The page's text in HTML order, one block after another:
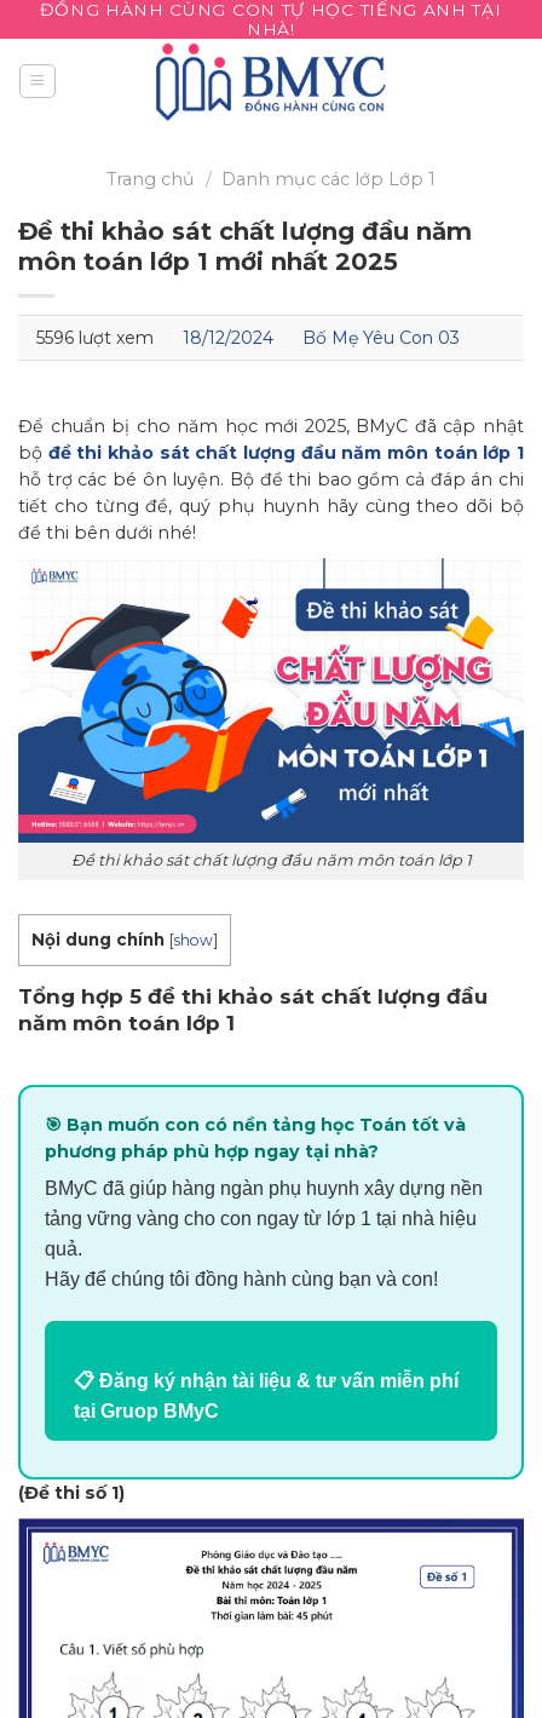
to
content
ĐỒNG HÀNH CÙNG CON TỰ HỌC TIẾNG ANH TẠI
NHÀ!
Trang chủ / Danh mục các lớp Lớp 1
Đề thi khảo sát chất lượng đầu năm
môn toán lớp 1 mới nhất 2025
5596 lượt xem 18/12/2024 Bố Mẹ Yêu Con 03
Để chuẩn bị cho năm học mới 2025, BMyC đã cập nhật
bộ đề thi khảo sát chất lượng đầu năm môn toán lớp 1
hỗ trợ các bé ôn luyện. Bộ đề thi bao gồm cả đáp án chi
tiết cho từng đề, quý phụ huynh hãy cùng theo dõi bộ
đề thi bên dưới nhé!
Đề thi khảo sát chất lượng đầu năm môn toán lớp 1
Nội dung chính [show]
Tổng hợp 5 đề thi khảo sát chất lượng đầu
năm môn toán lớp 1
🎯 Bạn muốn con có nền tảng học Toán tốt và
phương pháp phù hợp ngay tại nhà?
BMyC đã giúp hàng ngàn phụ huynh xây dựng nền
tảng vững vàng cho con ngay từ lớp 1 tại nhà hiệu
quả.
Hãy để chúng tôi đồng hành cùng bạn và con!
📋 Đăng ký nhận tài liệu & tư vấn miễn phí
tại Gruop BMyC
(Đề thi số 1)